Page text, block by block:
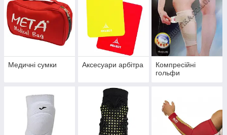
Медичні сумки Аксесуари арбітра
Компресійні
гольфи